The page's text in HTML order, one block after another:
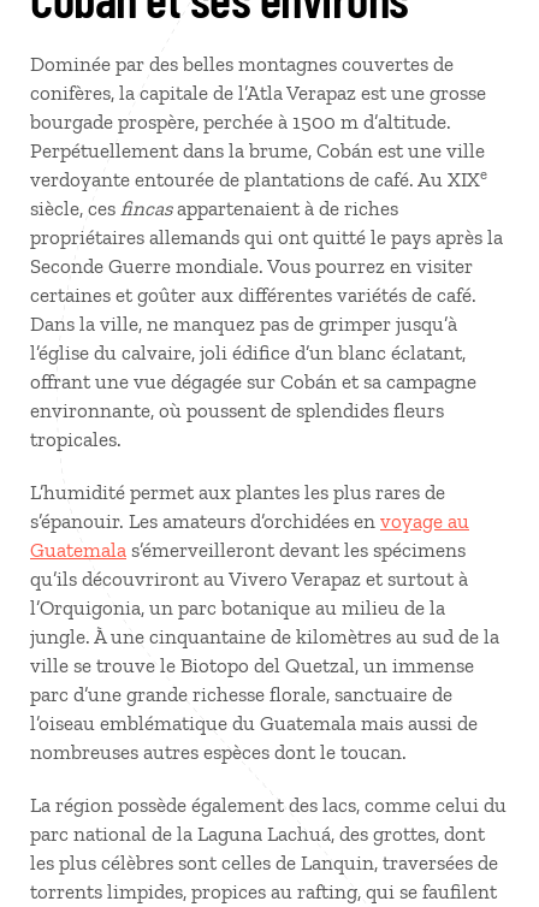
Dominée par des belles montagnes couvertes de
conifères, la capitale de l’Atla Verapaz est une grosse
bourgade prospère, perchée à 1500 m d’altitude.
Perpétuellement dans la brume, Cobán est une ville
verdoyante entourée de plantations de café. Au XIXe
siècle, ces fincasappartenaient à de riches
propriétaires allemands qui ont quitté le pays après la
Seconde Guerre mondiale. Vous pourrez en visiter
certaines et goûter aux différentes variétés de café.
Dans la ville, ne manquez pas de grimper jusqu’à
l’église du calvaire, joli édifice d’un blanc éclatant,
offrant une vue dégagée sur Cobán et sa campagne
environnante, où poussent de splendides fleurs
tropicales.
L’humidité permet aux plantes les plus rares de
s’épanouir. Les amateurs d’orchidées en voyage au
Guatemala s’émerveilleront devant les spécimens
qu’ils découvriront au Vivero Verapaz et surtout à
l’Orquigonia, un parc botanique au milieu de la
jungle. À une cinquantaine de kilomètres au sud de la
ville se trouve le Biotopo del Quetzal, un immense
parc d’une grande richesse florale, sanctuaire de
l’oiseau emblématique du Guatemala mais aussi de
nombreuses autres espèces dont le toucan.
La région possède également des lacs, comme celui du
parc national de la Laguna Lachuá, des grottes, dont
les plus célèbres sont celles de Lanquin, traversées de
torrents limpides, propices au rafting, qui se faufilent